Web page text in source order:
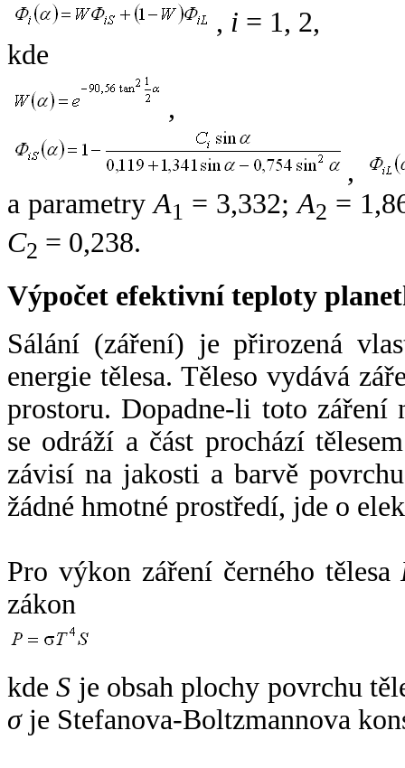
, i = 1, 2,
kde
,
,
a parametryA1 = 3,332;A2 =
C2 = 0,238.
Výpočet efektivní teploty
Sálání (záření) je přirozená
energie tělesa. Těleso vydává
prostoru. Dopadne-li toto záření
se odráží a část prochází
závisí na jakosti a barvě
žádné hmotné prostředí, jde o
Pro výkon záření černého tělesa
zákon
kdeS je obsah plochy povrchu
σje Stefanova-Boltzmannova